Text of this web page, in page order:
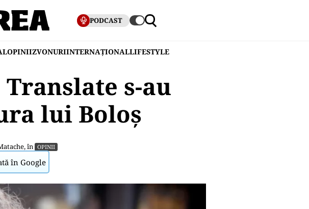
PODCAST
OPINIIZVONURIINTERNAȚIONALLIFESTYLE
s-au
lui Boloș
, în OPINII
în Google